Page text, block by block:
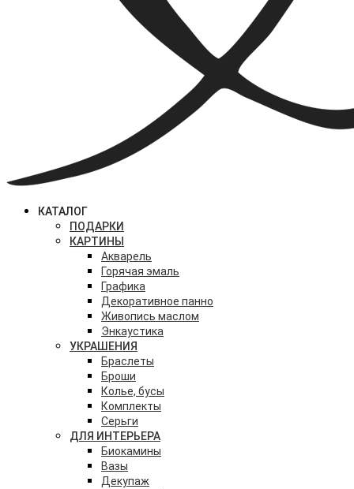
КАТАЛОГ
ПОДАРКИ
КАРТИНЫ
Акварель
Горячая эмаль
Графика
Декоративное панно
Живопись маслом
Энкаустика
УКРАШЕНИЯ
Браслеты
Броши
Колье, бусы
Комплекты
Серьги
ДЛЯ ИНТЕРЬЕРА
Биокамины
Вазы
Декупаж